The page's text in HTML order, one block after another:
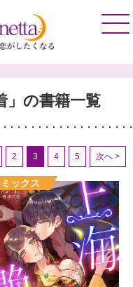
」の書籍一覧
2 3 4 5 次へ >